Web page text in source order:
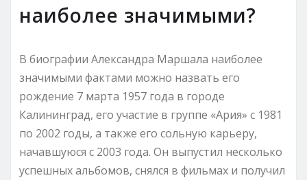
наиболее значимыми?
В биографии Александра Маршала наиболее
значимыми фактами можно назвать его
рождение 7 марта 1957 года в городе
Калининград, его участие в группе «Ария» с 1981
по 2002 годы, а также его сольную карьеру,
начавшуюся с 2003 года. Он выпустил несколько
успешных альбомов, снялся в фильмах и получил